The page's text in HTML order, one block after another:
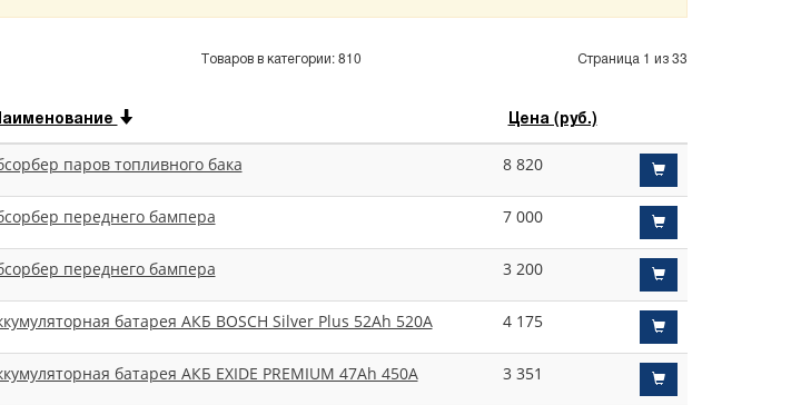
Товаров в категории: 810 Страница 1 из 33
Цена (руб.)
паров топливного бака 8 820
переднего бампера 7 000
переднего бампера 3 200
батарея АКБ BOSCH Silver Plus 52Ah 520A 4 175
батарея АКБ EXIDE PREMIUM 47Ah 450A 3 351